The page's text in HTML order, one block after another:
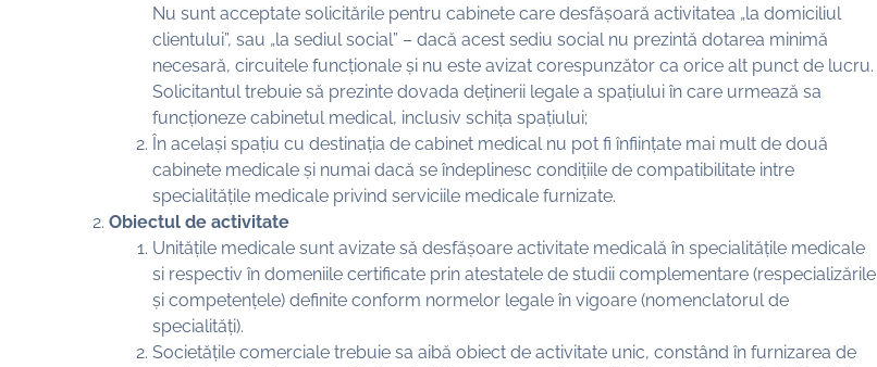
Nu sunt acceptate solicitările pentru cabinete care desfășoară activitatea „la domiciliul
clientului”, sau „la sediul social” – dacă acest sediu social nu prezintă dotarea minimă
necesară, circuitele funcționale și nu este avizat corespunzător ca orice alt punct de lucru.
Solicitantul trebuie să prezinte dovada deținerii legale a spațiului în care urmează sa
funcționeze cabinetul medical, inclusiv schița spațiului;
În același spațiu cu destinația de cabinet medical nu pot fi înființate mai mult de două
cabinete medicale și numai dacă se îndeplinesc condițiile de compatibilitate intre
specialitățile medicale privind serviciile medicale furnizate.
Obiectul de activitate
Unitățile medicale sunt avizate să desfășoare activitate medicală în specialitățile medicale
si respectiv în domeniile certificate prin atestatele de studii complementare (respecializările
și competențele) definite conform normelor legale în vigoare (nomenclatorul de
specialități).
Societățile comerciale trebuie sa aibă obiect de activitate unic, constând în furnizarea de